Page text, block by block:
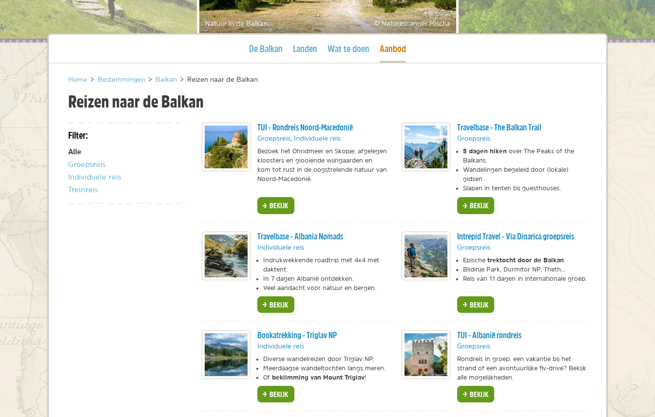
Natuur in de Balkan © Naturescanner Mischa
Huidige pagina
De Balkan Landen Wat te doen Huidige pagina
Aanbod
Home > Bestemmingen > Balkan > Reizen naar de Balkan
Reizen naar de Balkan
Filter:
Alle
Groepsreis
Individuele reis
Treinreis
TUI - Rondreis Noord-Macedonië
Groepsreis, Individuele reis
Bezoek het Ohridmeer en Skopje, afgelegen
kloosters en glooiende wijngaarden en
kom tot rust in de oogstrelende natuur van
Noord-Macedonië.
BEKIJK
Travelbase - The Balkan Trail
Groepsreis
5 dagen hiken over The Peaks of the
Balkans.
Wandelingen begeleid door (lokale)
gidsen.
Slapen in tenten bij guesthouses.
BEKIJK
Travelbase - Albania Nomads
Individuele reis
Indrukwekkende roadtrip met 4x4 met
daktent.
In 7 dagen Albanië ontdekken.
Veel aandacht voor natuur en bergen.
BEKIJK
Intrepid Travel - Via Dinarica groepsreis
Groepsreis
Epische trektocht door de Balkan
Blidinje Park, Durmitor NP, Theth...
Reis van 11 dagen in internationale groep.
BEKIJK
Bookatrekking - Triglav NP
Individuele reis
Diverse wandelreizen door Triglav NP.
Meerdaagse wandeltochten langs meren.
Of beklimming van Mount Triglav!
BEKIJK
TUI - Albanië rondreis
Groepsreis
Rondreis in groep, een vakantie bij het
strand of een avontuurlijke fly-drive? Bekijk
alle mogelijkheden.
BEKIJK